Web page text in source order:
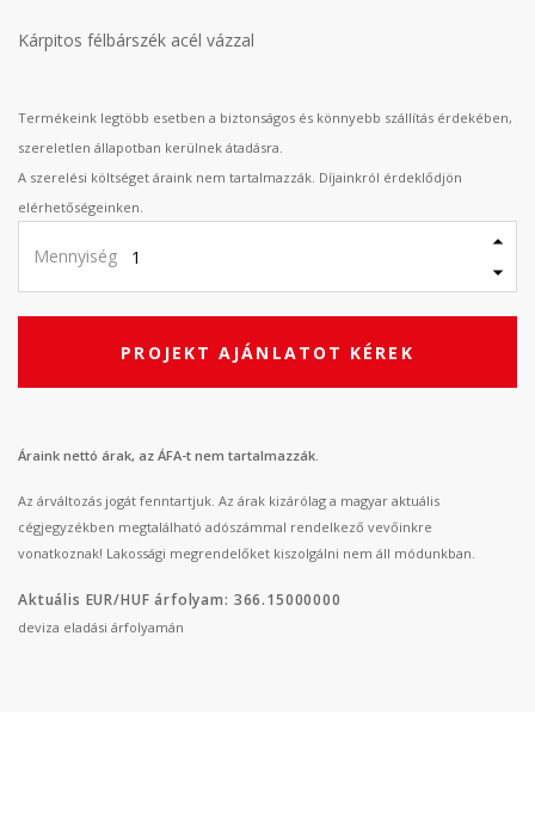
Kárpitos félbárszék acél vázzal
Termékeink legtöbb esetben a biztonságos és könnyebb szállítás érdekében,
szereletlen állapotban kerülnek átadásra.
A szerelési költséget áraink nem tartalmazzák. Díjainkról érdeklődjön
elérhetőségeinken.
Mennyiség
PROJEKT AJÁNLATOT KÉREK
Áraink nettó árak, az ÁFA-t nem tartalmazzák.
Az árváltozás jogát fenntartjuk. Az árak kizárólag a magyar aktuális
cégjegyzékben megtalálható adószámmal rendelkező vevőinkre
vonatkoznak! Lakossági megrendelőket kiszolgálni nem áll módunkban.
Aktuális EUR/HUF árfolyam: 366.15000000
deviza eladási árfolyamán